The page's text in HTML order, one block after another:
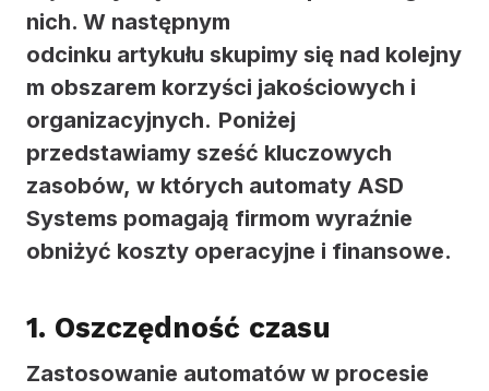
nich. W następnym
odcinku artykułu skupimy się nad kolejny
m obszarem korzyści jakościowych i
organizacyjnych. Poniżej
przedstawiamy sześć kluczowych
zasobów, w których automaty ASD
Systems pomagają firmom wyraźnie
obniżyć koszty operacyjne i finansowe.
1. Oszczędność czasu
Zastosowanie automatów w procesie